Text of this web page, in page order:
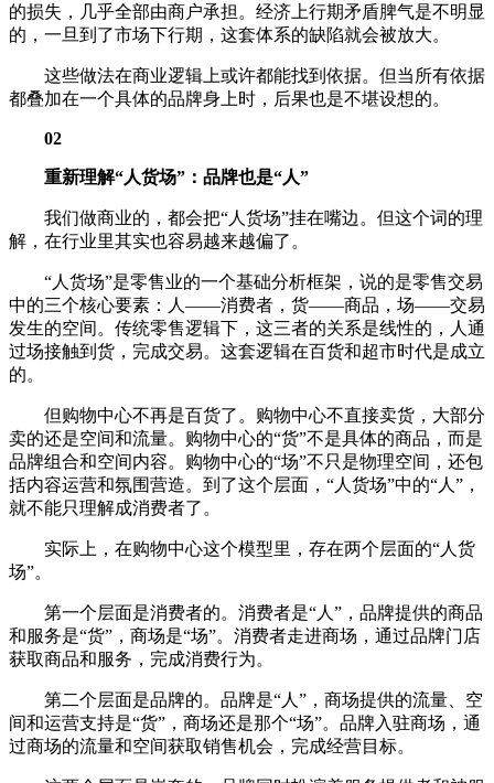
的损失，几乎全部由商户承担。经济上行期矛盾脾气是不明显
的，一旦到了市场下行期，这套体系的缺陷就会被放大。
这些做法在商业逻辑上或许都能找到依据。但当所有依据
都叠加在一个具体的品牌身上时，后果也是不堪设想的。
02
重新理解“人货场”：品牌也是“人”
我们做商业的，都会把“人货场”挂在嘴边。但这个词的理
解，在行业里其实也容易越来越偏了。
“人货场”是零售业的一个基础分析框架，说的是零售交易
中的三个核心要素：人——消费者，货——商品，场——交易
发生的空间。传统零售逻辑下，这三者的关系是线性的，人通
过场接触到货，完成交易。这套逻辑在百货和超市时代是成立
的。
但购物中心不再是百货了。购物中心不直接卖货，大部分
卖的还是空间和流量。购物中心的“货”不是具体的商品，而是
品牌组合和空间内容。购物中心的“场”不只是物理空间，还包
括内容运营和氛围营造。到了这个层面，“人货场”中的“人”，
就不能只理解成消费者了。
实际上，在购物中心这个模型里，存在两个层面的“人货
场”。
第一个层面是消费者的。消费者是“人”，品牌提供的商品
和服务是“货”，商场是“场”。消费者走进商场，通过品牌门店
获取商品和服务，完成消费行为。
第二个层面是品牌的。品牌是“人”，商场提供的流量、空
间和运营支持是“货”，商场还是那个“场”。品牌入驻商场，通
过商场的流量和空间获取销售机会，完成经营目标。